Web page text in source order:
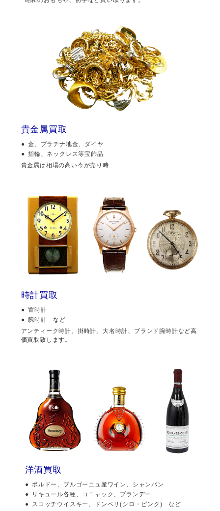
貴金属買取
金、プラチナ地金、ダイヤ
指輪、ネックレス等宝飾品
貴金属は相場の高い今が売り時
時計買取
置時計
腕時計 など
アンティーク時計、掛時計、大名時計、ブランド腕時計など高
価買取致します。
洋酒買取
ボルドー、ブルゴーニュ産ワイン、シャンパン
リキュール各種、コニャック、ブランデー
スコッチウイスキー、ドンペリ(シロ・ピンク) など